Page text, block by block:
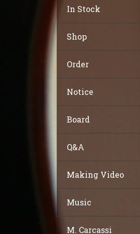
In Stock
Shop
Order
Notice
Board
Q&A
Making Video
Music
M. Carcassi